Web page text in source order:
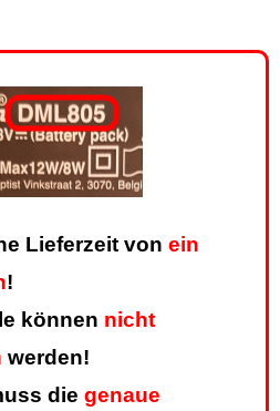
Lieferzeit von ein
!
können nicht
werden!
die genaue